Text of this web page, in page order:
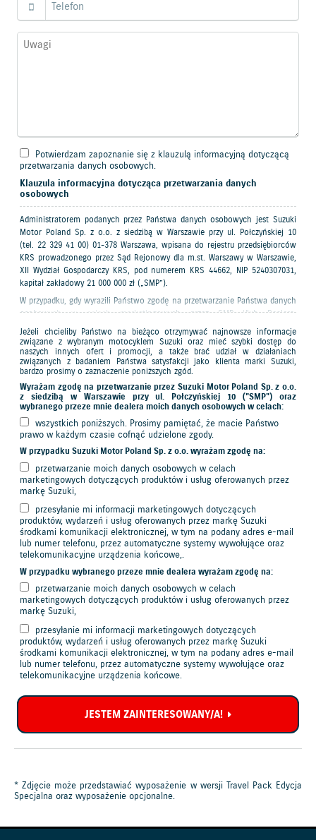
Potwierdzam zapoznanie się z klauzulą informacyjną dotyczącą
przetwarzania danych osobowych.
Klauzula informacyjna dotycząca przetwarzania danych
osobowych
Administratorem podanych przez Państwa danych osobowych jest Suzuki
Motor Poland Sp. z o.o. z siedzibą w Warszawie przy ul. Połczyńskiej 10
(tel. 22 329 41 00) 01-378 Warszawa, wpisana do rejestru przedsiębiorców
KRS prowadzonego przez Sąd Rejonowy dla m.st. Warszawy w Warszawie,
XII Wydział Gospodarczy KRS, pod numerem KRS 44662, NIP 5240307031,
kapitał zakładowy 21 000 000 zł („SMP”).
W przypadku, gdy wyrazili Państwo zgodę na przetwarzanie Państwa danych
osobowych w celach marketingowych przez SMP i/lub Dealera,
administratorem Państwa danych w tym zakresie będzie podmiot, któremu
wyrazili Państwo zgodę.
Podanie danych osobowych jest dobrowolne, ale konieczne do otrzymania
zamówionej oferty („Oferta”).
Państwa dane osobowe będą przetwarzane przez Dealera w celach:
przygotowania i przesłania Oferty,
dalszego kontaktu związanego z Ofertą.
Państwa dane osobowe będą przetwarzane przez SMP w celu:
przygotowania i przesłania Oferty z wykorzystaniem strony internetowej i
systemów informatycznych SMP,
nadzoru nad procesem przygotowania i przesyłania Oferty zgodnie ze
standardami marki Suzuki.
Ponadto Państwa dane osobowe mogą być przetwarzane przez SMP i/lub
Dealera w celach marketingowych (jeżeli udzielono zgody lub jeżeli
podstawą prawną przetwarzania są dozwolone, prawnie uzasadnione
interesy administratora danych osobowych – art. 6 ust. 1 lit f)
Rozporządzenia Parlamentu Europejskiego i Rady (UE) 2016/679 z dnia
27.04.2016 r. w sprawie ochrony osób fizycznych w związku z
przetwarzaniem danych osobowych i w sprawie swobodnego przepływu
takich danych oraz uchylenia dyrektywy 95/46/WE „RODO”).
Przez marketing rozumie się proces planowania i realizacji koncepcji,
ustalania ceny, promocji i dystrybucji idei, dóbr i usług w celu dokonania
wymiany mającej służyć osiągnięciu celów organizacji i jednostek [Ph.
Kotler: Marketing. Podręcznik europejski, PWE, Warszawa 2006]. W
opisywanym przypadku marketing dotyczy powyższych działań w zakresie
produktów i usług oferowanych przez markę Suzuki, w tym działań
związanych z przesyłaniem materiałów handlowych/promocyjnych oraz z
niezbędny do realizacji celów przetwarzania danych, w szczególności
przygotowania i przesłania Oferty oraz prowadzenia korespondencji z nią
będą przechowywane przez okres wymagany obowiązkami nałożonymi na
administratora danych przepisami prawa, w tym przepisami podatkowymi
Odbiorcami Państwa danych mogą być zewnętrzni dostawcy usług (np.
Jeżeli chcieliby Państwo na bieżąco otrzymywać najnowsze informacje
związane z wybranym motocyklem Suzuki oraz mieć szybki dostęp do
naszych innych ofert i promocji, a także brać udział w działaniach
związanych z badaniem Państwa satysfakcji jako klienta marki Suzuki,
bardzo prosimy o zaznaczenie poniższych zgód.
Wyrażam zgodę na przetwarzanie przez Suzuki Motor Poland Sp. z o.o.
z siedzibą w Warszawie przy ul. Połczyńskiej 10 ("SMP") oraz
wybranego przeze mnie dealera moich danych osobowych w celach:
wszystkich poniższych. Prosimy pamiętać, że macie Państwo
prawo w każdym czasie cofnąć udzielone zgody.
W przypadku Suzuki Motor Poland Sp. z o.o. wyrażam zgodę na:
przetwarzanie moich danych osobowych w celach
marketingowych dotyczących produktów i usług oferowanych przez
markę Suzuki,
przesyłanie mi informacji marketingowych dotyczących
produktów, wydarzeń i usług oferowanych przez markę Suzuki
środkami komunikacji elektronicznej, w tym na podany adres e-mail
lub numer telefonu, przez automatyczne systemy wywołujące oraz
telekomunikacyjne urządzenia końcowe,.
W przypadku wybranego przeze mnie dealera wyrażam zgodę na:
przetwarzanie moich danych osobowych w celach
marketingowych dotyczących produktów i usług oferowanych przez
markę Suzuki,
przesyłanie mi informacji marketingowych dotyczących
produktów, wydarzeń i usług oferowanych przez markę Suzuki
środkami komunikacji elektronicznej, w tym na podany adres e-mail
lub numer telefonu, przez automatyczne systemy wywołujące oraz
telekomunikacyjne urządzenia końcowe.
JESTEM ZAINTERESOWANY/A!
* Zdjęcie może przedstawiać wyposażenie w wersji Travel Pack Edycja
Specjalna oraz wyposażenie opcjonalne.